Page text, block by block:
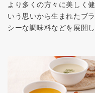
より多くの方々に美しく
いう思いから生まれたブ
シーな調味料などを展開し